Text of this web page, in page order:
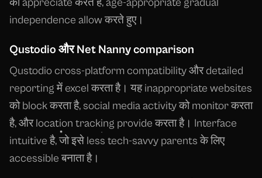
independence allow करते हुए।
Qustodio और Net Nanny comparison
Qustodio cross-platform compatibility और detailed
reporting में excel करता है। यह inappropriate websites
को block करता है, social media activity को monitor करता
है, और location tracking provide करता है। Interface
intuitive है, जो इसे less tech-savvy parents के लिए
accessible बनाता है।